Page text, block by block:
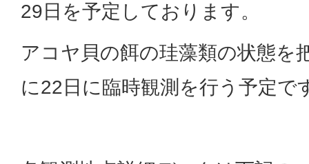
29日を予定しております。
アコヤ貝の餌の珪藻類の状態を
に22日に臨時観測を行う予定で